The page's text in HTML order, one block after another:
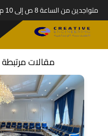
متواجدين من الساعة 8 ص إلى 10 م
مقالات مرتبطة